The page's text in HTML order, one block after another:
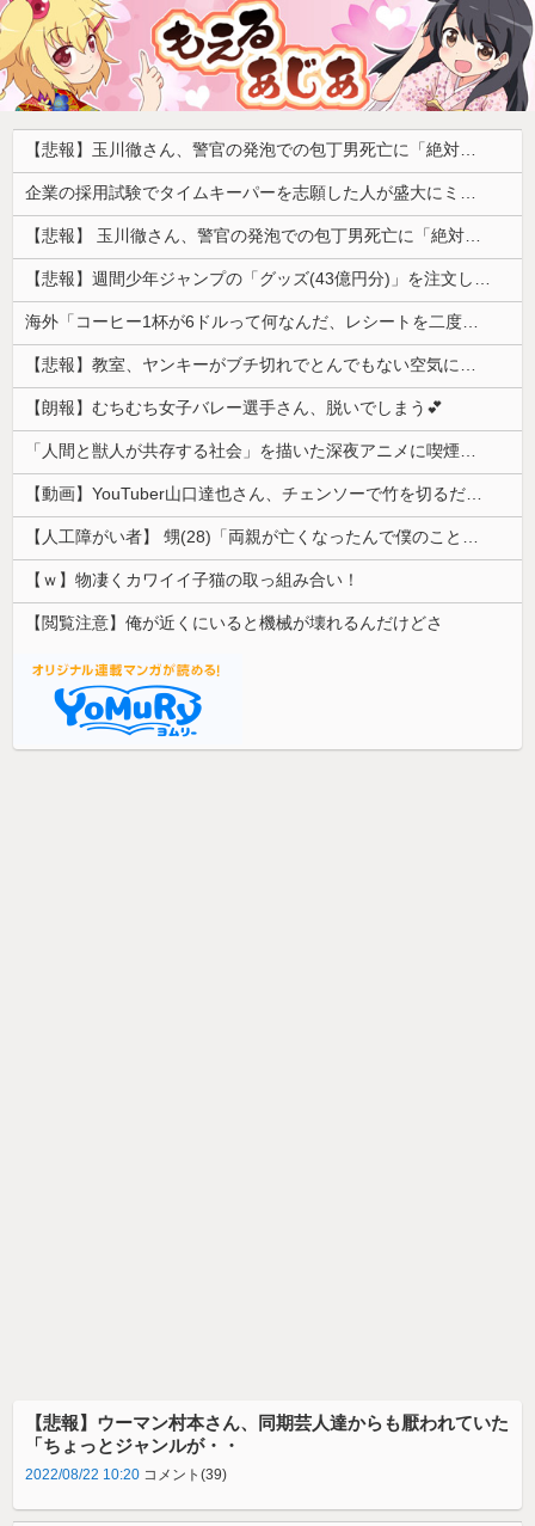
【悲報】玉川徹さん、警官の発泡での包丁男死亡に「絶対に死刑にならない罪なのに警察が死刑にした！」 → 元警官のマジレスがコチラ → ………
企業の採用試験でタイムキーパーを志願した人が盛大にミス、グループは険悪になりタイムアップとなったが……
【悲報】 玉川徹さん、警官の発泡での包丁男死亡に「絶対に死刑にならない罪なのに警察が死刑にした！」 → 元警官のマジレスがコチラ → ………
【悲報】週間少年ジャンプの「グッズ(43億円分)」を注文し全てキャンセルした女逮捕ｗｗｗｗｗｗｗｗ
海外「コーヒー1杯が6ドルって何なんだ、レシートを二度見した」値上げで買うのをやめたもの…
【悲報】教室、ヤンキーがブチ切れでとんでもない空気になるｗｗｗｗ
【朗報】むちむち女子バレー選手さん、脱いでしまう💕
「人間と獣人が共存する社会」を描いた深夜アニメに喫煙、違法薬物の連想シーンも…視聴者批判でBPO議論
【動画】YouTuber山口達也さん、チェンソーで竹を切るだけで600万再生ｗｗｗｗｗｗｗｗ
【人工障がい者】 甥(28)「両親が亡くなったんで僕のこと引き取ってほしいんですけど！」なんでいい年したヒキニートを引き取らなきゃいけないんだ...
【ｗ】物凄くカワイイ子猫の取っ組み合い！
【閲覧注意】俺が近くにいると機械が壊れるんだけどさ
【悲報】ウーマン村本さん、同期芸人達からも厭われていた
「ちょっとジャンルが・・
2022/08/22 10:20 コメント(39)